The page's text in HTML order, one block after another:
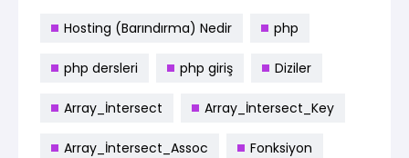
Hosting (Barındırma) Nedir php
php dersleri php giriş Diziler
Array_İntersect Array_İntersect_Key
Array_İntersect_Assoc Fonksiyon